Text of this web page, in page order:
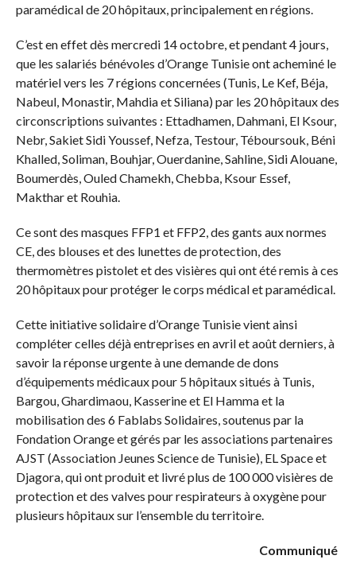
paramédical de 20 hôpitaux, principalement en régions.
C’est en effet dès mercredi 14 octobre, et pendant 4 jours,
que les salariés bénévoles d’Orange Tunisie ont acheminé le
matériel vers les 7 régions concernées (Tunis, Le Kef, Béja,
Nabeul, Monastir, Mahdia et Siliana) par les 20 hôpitaux des
circonscriptions suivantes : Ettadhamen, Dahmani, El Ksour,
Nebr, Sakiet Sidi Youssef, Nefza, Testour, Téboursouk, Béni
Khalled, Soliman, Bouhjar, Ouerdanine, Sahline, Sidi Alouane,
Boumerdès, Ouled Chamekh, Chebba, Ksour Essef,
Makthar et Rouhia.
Ce sont des masques FFP1 et FFP2, des gants aux normes
CE, des blouses et des lunettes de protection, des
thermomètres pistolet et des visières qui ont été remis à ces
20 hôpitaux pour protéger le corps médical et paramédical.
Cette initiative solidaire d’Orange Tunisie vient ainsi
compléter celles déjà entreprises en avril et août derniers, à
savoir la réponse urgente à une demande de dons
d’équipements médicaux pour 5 hôpitaux situés à Tunis,
Bargou, Ghardimaou, Kasserine et El Hamma et la
mobilisation des 6 Fablabs Solidaires, soutenus par la
Fondation Orange et gérés par les associations partenaires
AJST (Association Jeunes Science de Tunisie), EL Space et
Djagora, qui ont produit et livré plus de 100 000 visières de
protection et des valves pour respirateurs à oxygène pour
plusieurs hôpitaux sur l’ensemble du territoire.
Communiqué